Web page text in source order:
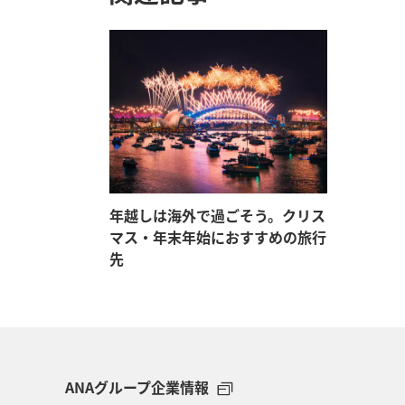
年越しは海外で過ごそう。クリス
マス・年末年始におすすめの旅行
先
ANAグループ企業情報